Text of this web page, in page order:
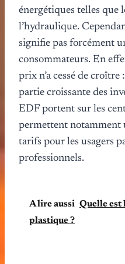
énergétiques telles que
l’hydraulique.
signifie pas forcément
consommateurs. En
prix n’a cessé de
partie croissante des
EDF portent sur les
permettent notamment
tarifs pour les usagers
professionnels.
A lire aussi Quelle est
plastique ?